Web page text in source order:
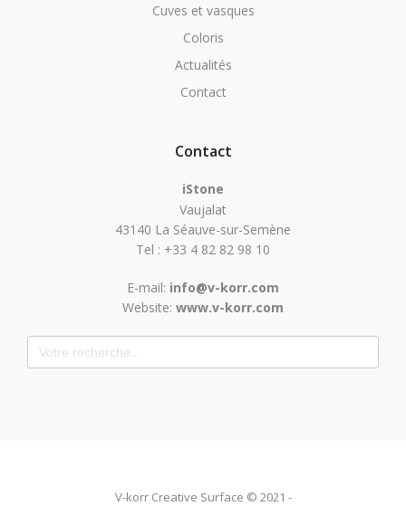
Cuves et vasques
Coloris
Actualités
Contact
Contact
iStone
Vaujalat
43140 La Séauve-sur-Semène
Tel : +33 4 82 82 98 10
E-mail: info@v-korr.com
Website: www.v-korr.com
V-korr Creative Surface © 2021 -